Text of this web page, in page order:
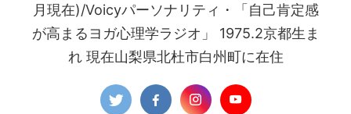
月現在)/Voicyパーソナリティ・「自己肯定感
が高まるヨガ心理学ラジオ」 1975.2京都生ま
れ 現在山梨県北杜市白州町に在住